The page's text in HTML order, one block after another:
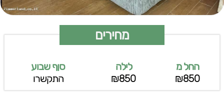
מחירים
החל מ
₪850
לילה
₪850
סןף שבוע
התקשרו